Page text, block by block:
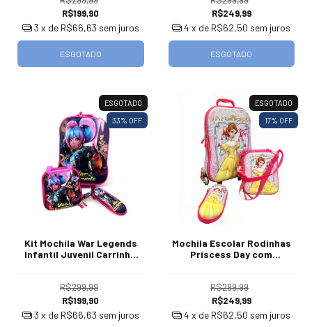
R$199,90
3 x de R$66,63 sem juros
ESGOTADO
R$249,99
4 x de R$62,50 sem juros
ESGOTADO
ESGOTADO
33% OFF
Kit Mochila War Legends
Infantil Juvenil Carrinho
R$299,99
R$199,90
3 x de R$66,63 sem juros
ESGOTADO
17% OFF
Mochila Escolar Rodinhas
Priscess Day com
R$299,99
R$249,99
4 x de R$62,50 sem juros